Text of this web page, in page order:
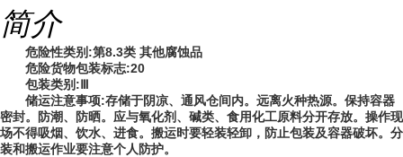
简介
危险性类别:第8.3类 其他腐蚀品
危险货物包装标志:20
包装类别:Ⅲ
储运注意事项:存储于阴凉、通风仓间内。远离火种热源。保持容器
密封。防潮、防晒。应与氧化剂、碱类、食用化工原料分开存放。操作现
场不得吸烟、饮水、进食。搬运时要轻装轻卸，防止包装及容器破坏。分
装和搬运作业要注意个人防护。